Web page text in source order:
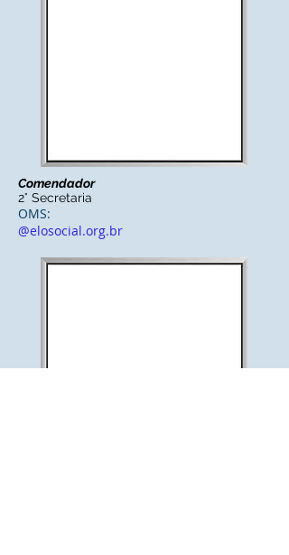
Comendador
2° Secretaria
OMS:
@elosocial.org.br